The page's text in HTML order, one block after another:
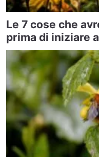
Le 7 cose che
prima di iniziare